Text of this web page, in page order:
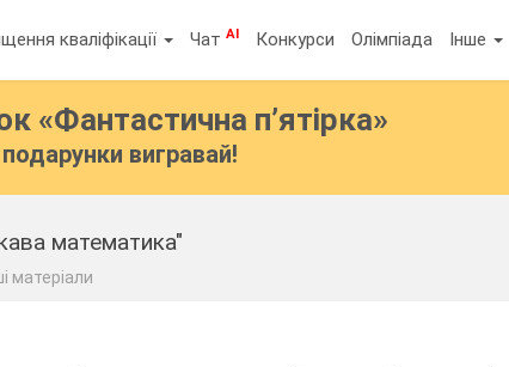
кваліфікації ЧатAI Конкурси Олімпіада Інше
«Фантастична п’ятірка»
вигравай!
математика"
матеріали